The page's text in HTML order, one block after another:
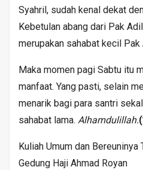
Syahril, sudah kenal dekat
Kebetulan abang dari Pak
merupakan sahabat kecil Pak
Maka momen pagi Sabtu itu
manfaat. Yang pasti, selain
menarik bagi para santri
sahabat lama. Alhamdulillah.
Kuliah Umum dan Bereuninya
Gedung Haji Ahmad Royan